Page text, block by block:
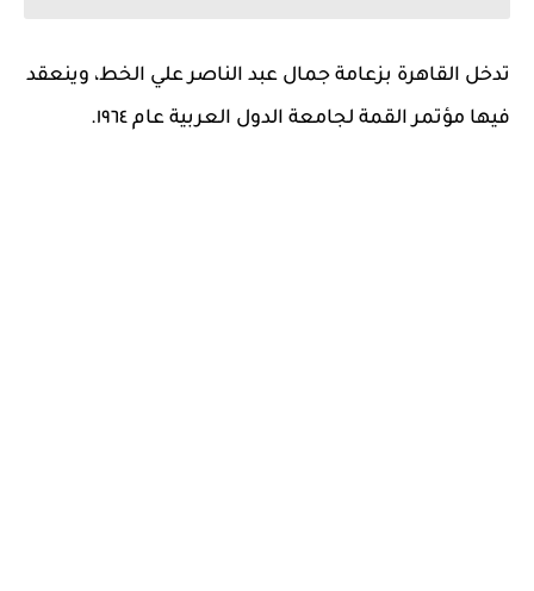
تدخل القاهرة بزعامة جمال عبد الناصر علي الخط، وينعقد
فيها مؤتمر القمة لجامعة الدول العربية عام ١٩٦٤.